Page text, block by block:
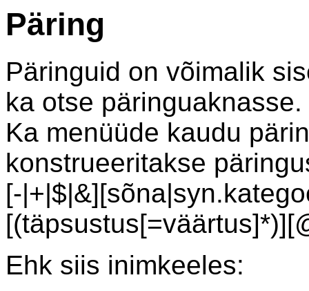
Päring
Päringuid on võimalik
ka otse päringuaknasse.
Ka menüüde kaudu
konstrueeritakse
[-
Ehk siis inimkeeles: